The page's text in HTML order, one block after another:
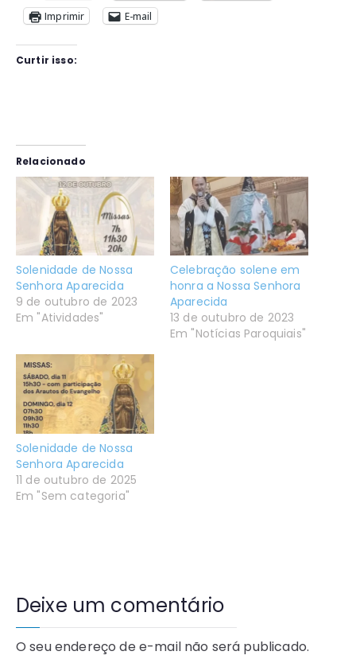
Imprimir
E-mail
Curtir isso:
Relacionado
Solenidade de Nossa
Senhora Aparecida
9 de outubro de 2023
Em "Atividades"
Celebração solene em
honra a Nossa Senhora
Aparecida
13 de outubro de 2023
Em "Notícias Paroquiais"
Solenidade de Nossa
Senhora Aparecida
11 de outubro de 2025
Em "Sem categoria"
Deixe um comentário
O seu endereço de e-mail não será publicado.